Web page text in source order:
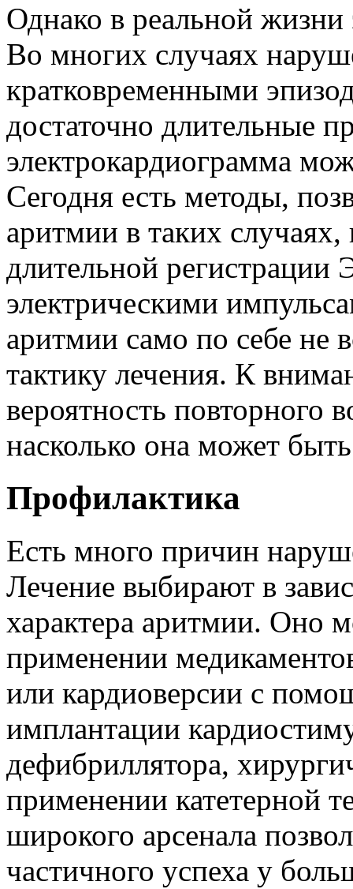
Однако в реальной жизни
Во многих случаях
кратковременными
достаточно длительные
электрокардиограмма
Сегодня есть методы,
аритмии в таких случаях,
длительной
электрическими
аритмии само по себе не
тактику лечения. К
вероятность повторного
насколько она может
Профилактика
Есть много причин
Лечение выбирают в
характера аритмии. Оно
применении
или кардиоверсии с
имплантации
дефибриллятора,
применении катетерной
широкого арсенала
частичного успеха у